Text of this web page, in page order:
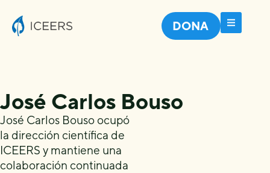
DONA
José Carlos Bouso
José Carlos Bouso ocupó
la dirección científica de
ICEERS y mantiene una
colaboración continuada